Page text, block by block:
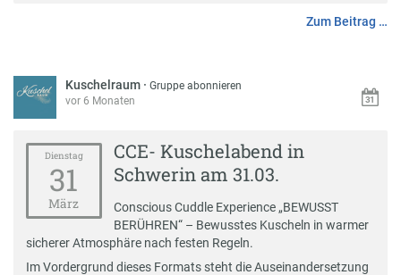
Zum Beitrag …
Kuschelraum ·Gruppe abonnieren
vor 6 Monaten
Dienstag
31
März
CCE- Kuschelabend in
Schwerin am 31.03.
Conscious Cuddle Experience „BEWUSST
BERÜHREN“ – Bewusstes Kuscheln in warmer
sicherer Atmosphäre nach festen Regeln.
Im Vordergrund dieses Formats steht die Auseinandersetzung